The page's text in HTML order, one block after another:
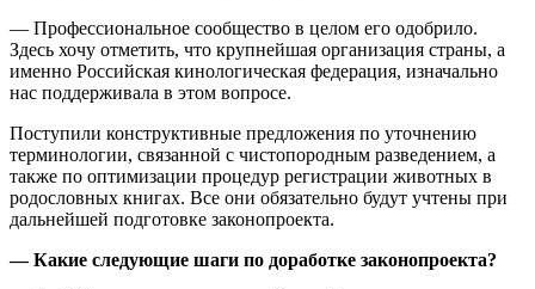
— Профессиональное сообщество в целом его одобрило.
Здесь хочу отметить, что крупнейшая организация страны, а
именно Российская кинологическая федерация, изначально
нас поддерживала в этом вопросе.
Поступили конструктивные предложения по уточнению
терминологии, связанной с чистопородным разведением, а
также по оптимизации процедур регистрации животных в
родословных книгах. Все они обязательно будут учтены при
дальнейшей подготовке законопроекта.
— Какие следующие шаги по доработке законопроекта?